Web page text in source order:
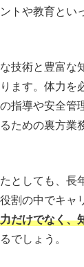
トや教育とい
技術と豊富な
ます。体力を
指導や安全管
ための裏方業
としても、長
割の中でキャ
だけでなく、
でしょう。